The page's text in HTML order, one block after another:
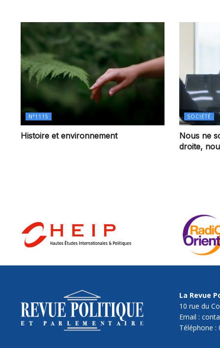
N°1115
Histoire et environnement
SOCIÉTÉ
Nous ne
droite,
La Revue
10 rue du
Email :
Téléphone :